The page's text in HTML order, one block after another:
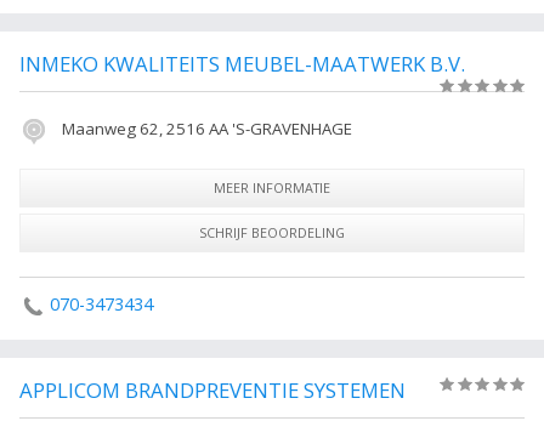
INMEKO KWALITEITS MEUBEL-MAATWERK B.V.
Maanweg 62, 2516 AA 'S-GRAVENHAGE
MEER INFORMATIE
SCHRIJF BEOORDELING
070-3473434
APPLICOM BRANDPREVENTIE SYSTEMEN